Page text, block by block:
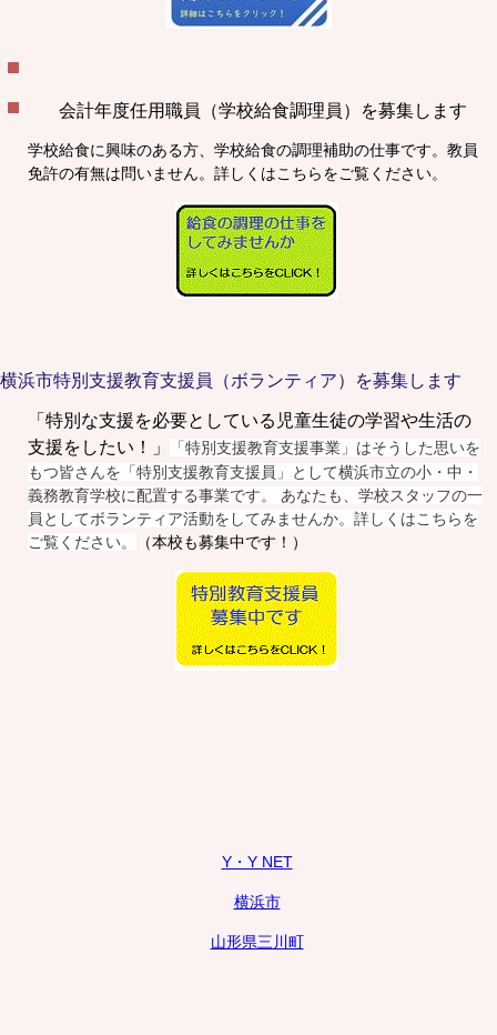
会計年度任用職員（学校給食調理員）を募集します
学校給食に興味のある方、学校給食の調理補助の仕事です。教員
免許の有無は問いません。詳しくはこちらをご覧ください。
横浜市特別支援教育支援員（ボランティア）を募集します
「特別な支援を必要としている児童生徒の学習や生活の
支援をしたい！」
「特別支援教育支援事業」はそうした思いを
もつ皆さんを「特別支援教育支援員」として横浜市立の小・中・
義務教育学校に配置する事業です。 あなたも、学校スタッフの一
員としてボランティア活動をしてみませんか。詳しくはこちらを
ご覧ください。
（本校も募集中です！）
Y・Y NET
横浜市
山形県三川町